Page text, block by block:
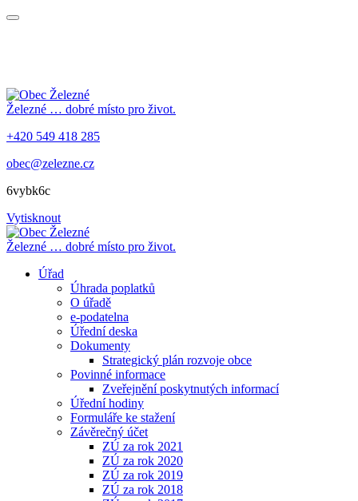
Železné … dobré místo pro život.
+420 549 418 285
obec@zelezne.cz
6vybk6c
Vytisknout
Železné … dobré místo pro život.
Úřad
Úhrada poplatků
O úřadě
e-podatelna
Úřední deska
Dokumenty
Strategický plán rozvoje obce
Povinné informace
Zveřejnění poskytnutých informací
Úřední hodiny
Formuláře ke stažení
Závěrečný účet
ZÚ za rok 2021
ZÚ za rok 2020
ZÚ za rok 2019
ZÚ za rok 2018